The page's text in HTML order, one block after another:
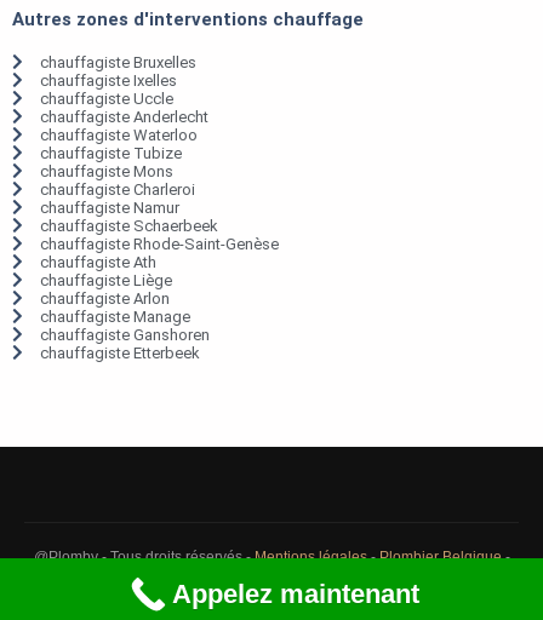
Autres zones d'interventions chauffage
chauffagiste Bruxelles
chauffagiste Ixelles
chauffagiste Uccle
chauffagiste Anderlecht
chauffagiste Waterloo
chauffagiste Tubize
chauffagiste Mons
chauffagiste Charleroi
chauffagiste Namur
chauffagiste Schaerbeek
chauffagiste Rhode-Saint-Genèse
chauffagiste Ath
chauffagiste Liège
chauffagiste Arlon
chauffagiste Manage
chauffagiste Ganshoren
chauffagiste Etterbeek
@Plomby - Tous droits réservés -Mentions légales-Plombier Belgique-
Débouchage Belgique
Appelez maintenant